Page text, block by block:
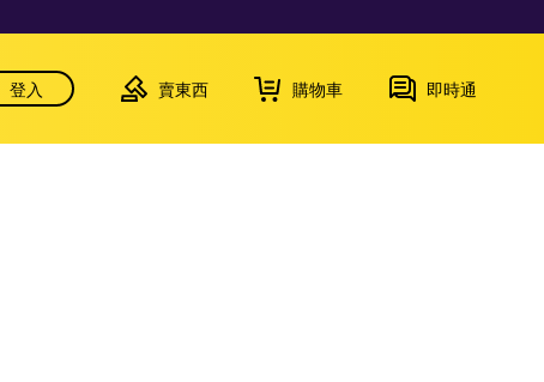
登入 賣東西 購物車 即時通